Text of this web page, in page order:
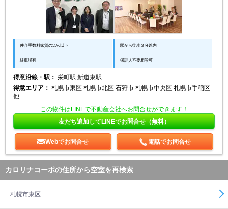
仲介手数料家賃の55%以下 駅から徒歩３分以内
駐車場有 保証人不要相談可
得意沿線・駅： 栄町駅 新道東駅
得意エリア： 札幌市東区 札幌市北区 石狩市 札幌市中央区 札幌市手稲区
他
この物件はLINEで不動産会社へお問合せができます！
友だち追加してLINEでお問合せ（無料）
Webでお問合せ 電話でお問合せ
カロリナコーポの住所から空室を再検索
札幌市東区